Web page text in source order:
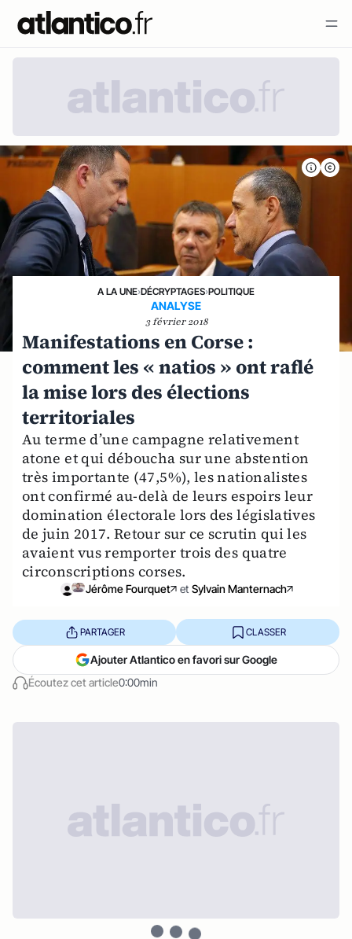
A LA UNE›DÉCRYPTAGES›POLITIQUE
ANALYSE
3 février 2018
Manifestations en Corse :
comment les « natios » ont raflé
la mise lors des élections
territoriales
Au terme d’une campagne relativement
atone et qui déboucha sur une abstention
très importante (47,5%), les nationalistes
ont confirmé au-delà de leurs espoirs leur
domination électorale lors des législatives
de juin 2017. Retour sur ce scrutin qui les
avaient vus remporter trois des quatre
circonscriptions corses.
Jérôme Fourquet et Sylvain Manternach
Écoutez cet article0:00min
PARTAGER CLASSER
Ajouter Atlantico en favori sur Google